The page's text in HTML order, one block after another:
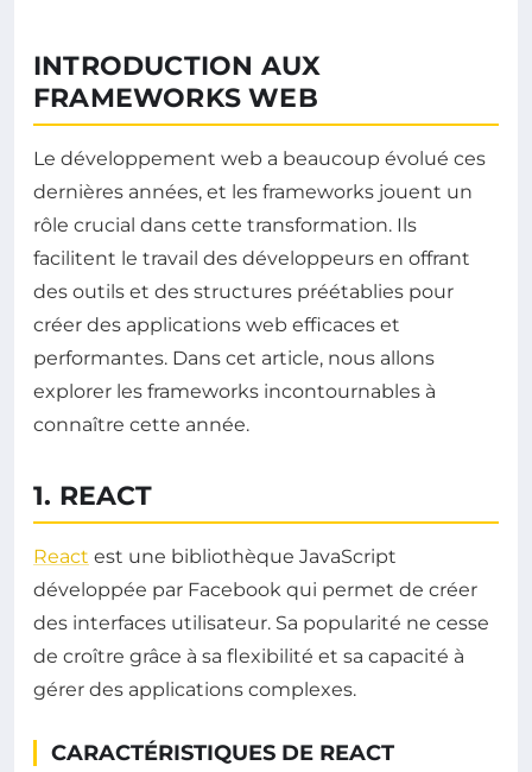
INTRODUCTION AUX
FRAMEWORKS WEB
Le développement web a beaucoup évolué ces
dernières années, et les frameworks jouent un
rôle crucial dans cette transformation. Ils
facilitent le travail des développeurs en offrant
des outils et des structures préétablies pour
créer des applications web efficaces et
performantes. Dans cet article, nous allons
explorer les frameworks incontournables à
connaître cette année.
1. REACT
React est une bibliothèque JavaScript
développée par Facebook qui permet de créer
des interfaces utilisateur. Sa popularité ne cesse
de croître grâce à sa flexibilité et sa capacité à
gérer des applications complexes.
CARACTÉRISTIQUES DE REACT